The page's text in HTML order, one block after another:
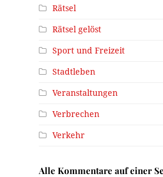
Rätsel
Rätsel gelöst
Sport und Freizeit
Stadtleben
Veranstaltungen
Verbrechen
Verkehr
Alle Kommentare auf einer